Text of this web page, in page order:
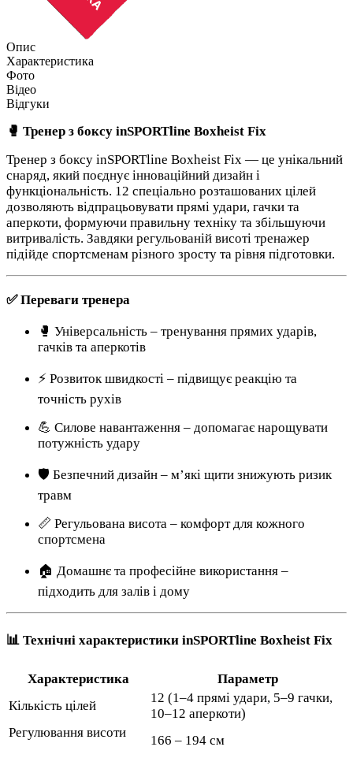
Опис
Характеристика
Фото
Відео
Відгуки
🥊 Тренер з боксу inSPORTline Boxheist Fix
Тренер з боксу inSPORTline Boxheist Fix — це унікальний
снаряд, який поєднує інноваційний дизайн і
функціональність. 12 спеціально розташованих цілей
дозволяють відпрацьовувати прямі удари, гачки та
аперкоти, формуючи правильну техніку та збільшуючи
витривалість. Завдяки регульованій висоті тренажер
підійде спортсменам різного зросту та рівня підготовки.
✅ Переваги тренера
🥊 Універсальність – тренування прямих ударів,
гачків та аперкотів
⚡ Розвиток швидкості – підвищує реакцію та
точність рухів
💪 Силове навантаження – допомагає нарощувати
потужність удару
🛡 Безпечний дизайн – м’які щити знижують ризик
травм
📏 Регульована висота – комфорт для кожного
спортсмена
🏠 Домашнє та професійне використання –
підходить для залів і дому
📊 Технічні характеристики inSPORTline Boxheist Fix
Характеристика
Параметр
Кількість цілей
12 (1–4 прямі удари, 5–9 гачки,
10–12 аперкоти)
Регулювання висоти
166 – 194 см